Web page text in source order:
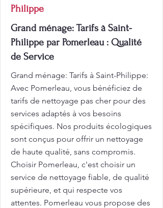
Philippe
Grand ménage: Tarifs à Saint-
Philippe par Pomerleau : Qualité
de Service
Grand ménage: Tarifs à Saint-Philippe:
Avec Pomerleau, vous bénéficiez de
tarifs de nettoyage pas cher pour des
services adaptés à vos besoins
spécifiques. Nos produits écologiques
sont conçus pour offrir un nettoyage
de haute qualité, sans compromis.
Choisir Pomerleau, c'est choisir un
service de nettoyage fiable, de qualité
supérieure, et qui respecte vos
attentes. Pomerleau vous propose des